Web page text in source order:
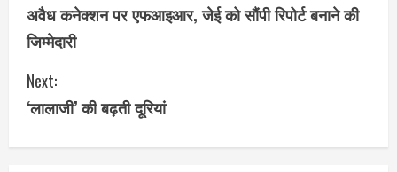
अवैध कनेक्शन पर एफआइआर, जेई को सौंपी रिपोर्ट बनाने की
जिम्मेदारी
Next:
‘लालाजी’ की बढ़ती दूरियां